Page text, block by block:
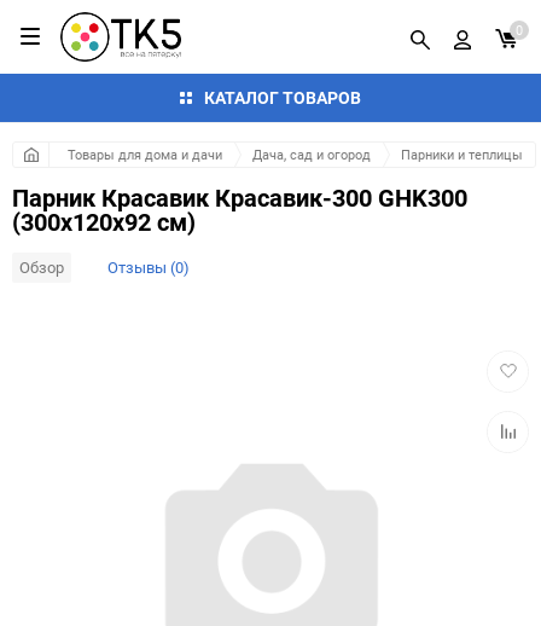
КАТАЛОГ ТОВАРОВ
0
Товары для дома и дачи Дача, сад и огород Парники и теплицы
Парник Красавик Красавик-300 GHK300
(300x120x92 см)
Обзор Отзывы (0)